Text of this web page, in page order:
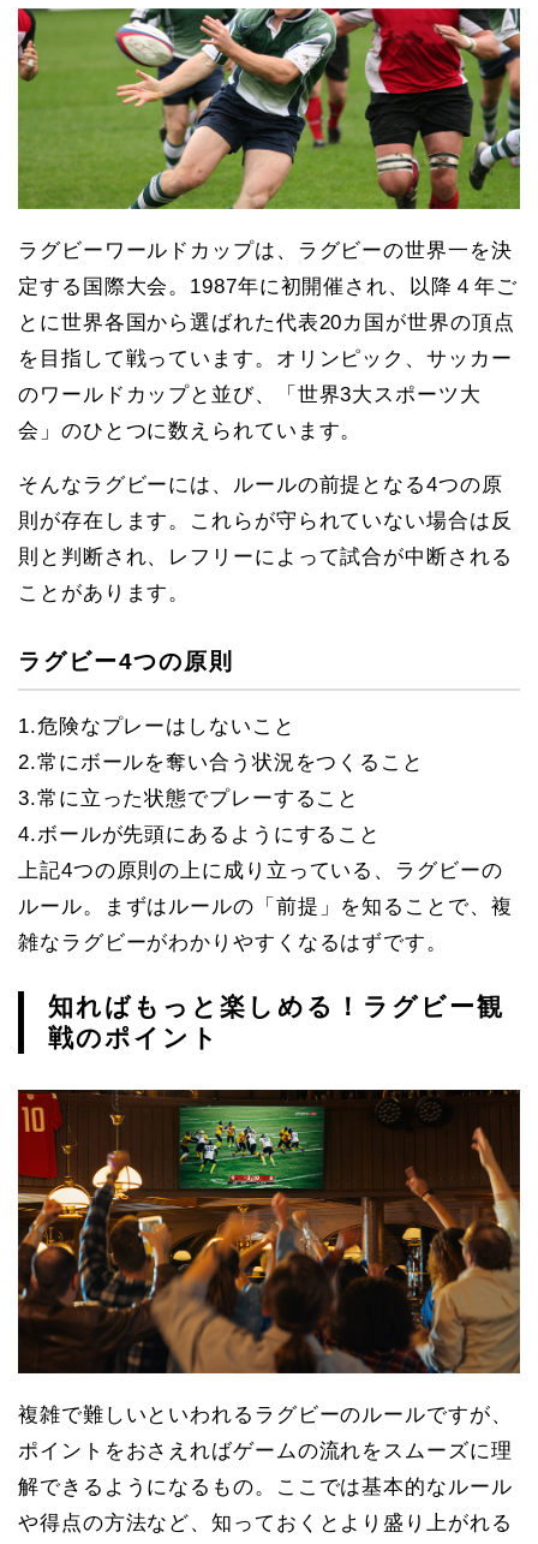
ラグビーワールドカップは、ラグビーの世界一を決
定する国際大会。1987年に初開催され、以降４年ご
とに世界各国から選ばれた代表20カ国が世界の頂点
を目指して戦っています。オリンピック、サッカー
のワールドカップと並び、「世界3⼤スポーツ⼤
会」のひとつに数えられています。
そんなラグビーには、ルールの前提となる4つの原
則が存在します。これらが守られていない場合は反
則と判断され、レフリーによって試合が中断される
ことがあります。
ラグビー4つの原則
1.危険なプレーはしないこと
2.常にボールを奪い合う状況をつくること
3.常に立った状態でプレーすること
4.ボールが先頭にあるようにすること
上記4つの原則の上に成り立っている、ラグビーの
ルール。まずはルールの「前提」を知ることで、複
雑なラグビーがわかりやすくなるはずです。
知ればもっと楽しめる！ラグビー観
戦のポイント
複雑で難しいといわれるラグビーのルールですが、
ポイントをおさえればゲームの流れをスムーズに理
解できるようになるもの。ここでは基本的なルール
や得点の方法など、知っておくとより盛り上がれる